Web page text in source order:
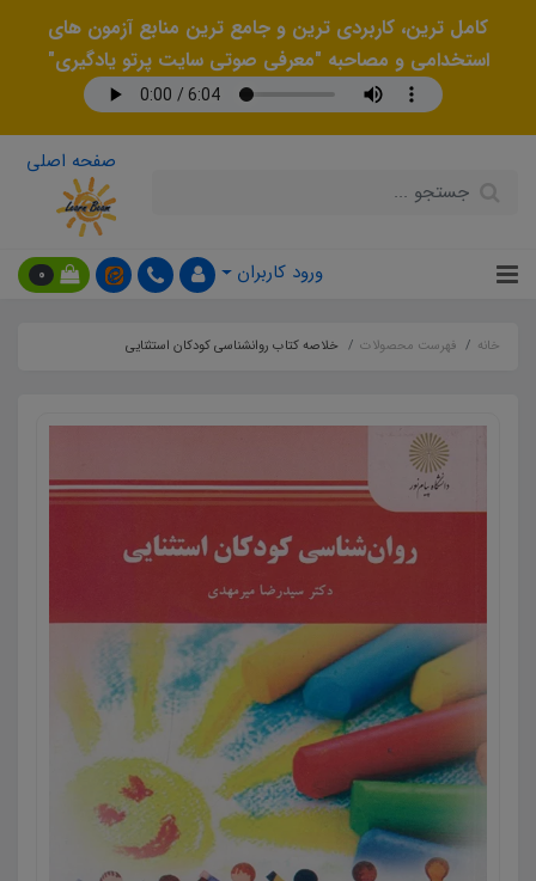
کامل ترین، کاربردی ترین و جامع ترین منابع آزمون های
استخدامی و مصاحبه "معرفی صوتی سایت پرتو یادگیری"
صفحه اصلی
ورود کاربران 0
خانه فهرست محصولات خلاصه کتاب روانشناسی کودکان استثنایی